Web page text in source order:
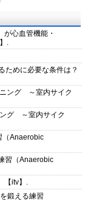
心血管機能・
.
ために必要な条件は？
ング ～室内サイク
グ ～室内サイク
（Anaerobic
習（Anaerobic
【itv】.
鍛える練習